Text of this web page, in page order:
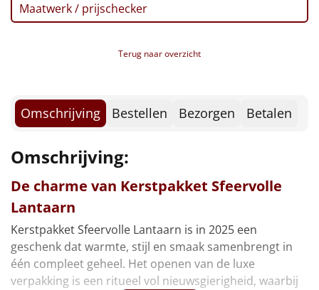
Borrelplank
NIEUW
Noodradio NIEUW
Deken (fleece plaid)
Alle artikelen
Overige
Ideeën
Personeel
Maatwerk / prijschecker
Terug naar overzicht
Omschrijving Bestellen Bezorgen Betalen
Omschrijving:
De charme van Kerstpakket Sfeervolle
Lantaarn
Kerstpakket Sfeervolle Lantaarn is in 2025 een
geschenk dat warmte, stijl en smaak samenbrengt in
één compleet geheel. Het openen van de luxe
verpakking is een ritueel vol nieuwsgierigheid, waarbij